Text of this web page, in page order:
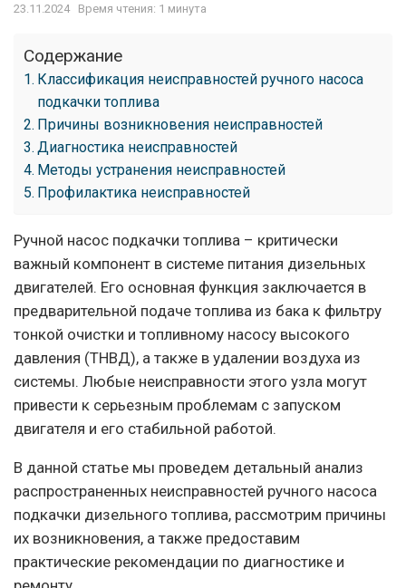
23.11.2024 Время чтения: 1 минута
Содержание
Классификация неисправностей ручного насоса
подкачки топлива
Причины возникновения неисправностей
Диагностика неисправностей
Методы устранения неисправностей
Профилактика неисправностей
Ручной насос подкачки топлива – критически
важный компонент в системе питания дизельных
двигателей. Его основная функция заключается в
предварительной подаче топлива из бака к фильтру
тонкой очистки и топливному насосу высокого
давления (ТНВД), а также в удалении воздуха из
системы. Любые неисправности этого узла могут
привести к серьезным проблемам с запуском
двигателя и его стабильной работой.
В данной статье мы проведем детальный анализ
распространенных неисправностей ручного насоса
подкачки дизельного топлива, рассмотрим причины
их возникновения, а также предоставим
практические рекомендации по диагностике и